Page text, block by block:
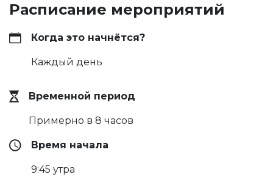
Расписание мероприятий
Когда это начнётся?
Каждый день
Временной период
Примерно в 8 часов
Время начала
9:45 утра